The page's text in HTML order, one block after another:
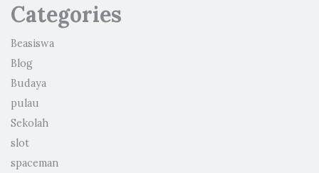
Categories
Beasiswa
Blog
Budaya
pulau
Sekolah
slot
spaceman